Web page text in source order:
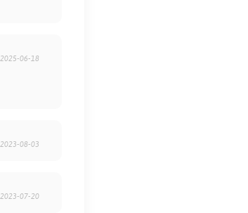
2025-06-18
2023-08-03
2023-07-20